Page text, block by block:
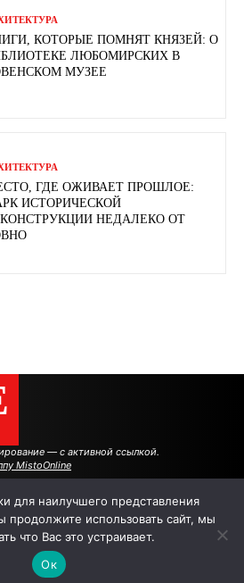
КОТОРЫЕ ПОМНЯТ КНЯЗЕЙ: О
ЛЮБОМИРСКИХ В
МУЗЕЕ
ГДЕ ОЖИВАЕТ ПРОШЛОЕ:
ИСТОРИЧЕСКОЙ
НЕДАЛЕКО ОТ
— с активной ссылкой.
MistoOnline
АВТОРЫ РЕКЛАМА НА САЙТЕ
для наилучшего представления
продолжите использовать сайт, мы
что Вас это устраивает.
Ок